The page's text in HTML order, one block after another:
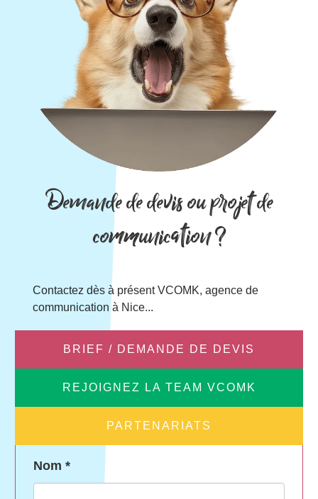
Demande de devis ou projet de
communication ?
Contactez dès à présent VCOMK, agence de
communication à Nice...
BRIEF / DEMANDE DE DEVIS
REJOIGNEZ LA TEAM VCOMK
PARTENARIATS
Nom *